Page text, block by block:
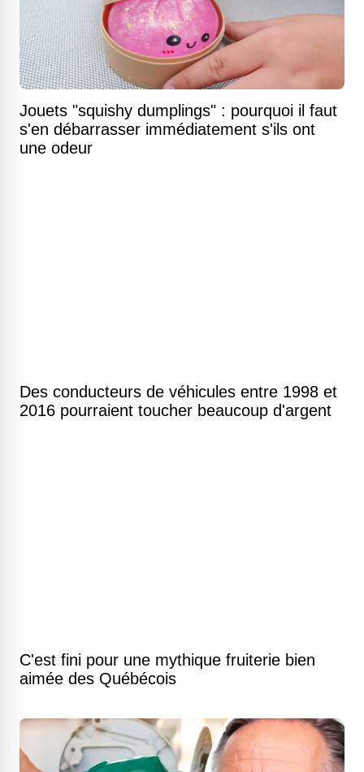
Jouets "squishy dumplings" : pourquoi il faut
s'en débarrasser immédiatement s'ils ont
une odeur
Des conducteurs de véhicules entre 1998 et
2016 pourraient toucher beaucoup d'argent
C'est fini pour une mythique fruiterie bien
aimée des Québécois